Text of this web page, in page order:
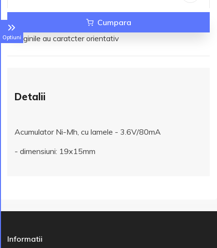
Optiuni
Cumpara
*Imaginile au caratcter orientativ
Detalii
Acumulator Ni-Mh, cu lamele - 3.6V/80mA
- dimensiuni: 19x15mm
Informatii